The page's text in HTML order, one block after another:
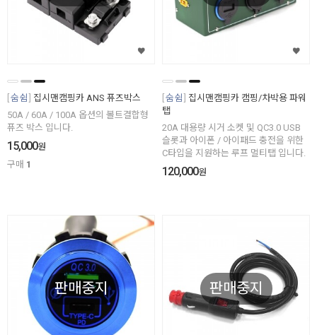
숨쉼
집시맨캠핑카 ANS 퓨즈박스
50A / 60A / 100A 옵션의 볼트결합형
퓨즈 박스 입니다.
15,000원
구매 1
숨쉼
집시맨캠핑카 캠핑/차박용 파워
탭
20A 대용량 시거 소켓 및 QC3.0 USB
슬롯과 아이폰 / 아이패드 충전을 위한
C타입을 지원하는 루프 멀티탭 입니다.
120,000원
판매중지 판매중지